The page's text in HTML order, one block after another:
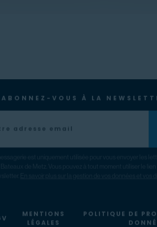
ABONNEZ-VOUS À LA
MENTIONS
LÉGALES
POLITIQUE DE